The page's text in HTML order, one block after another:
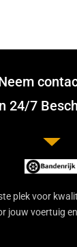
24/7
plek voor
jouw voertuig